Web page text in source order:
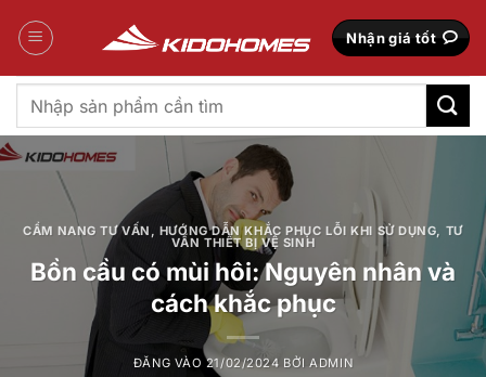
qua
Nhận giá tốt
Tìm
kiếm:
CẨM NANG TƯ VẤN , HƯỚNG DẪN KHẮC PHỤC LỖI KHI SỬ DỤNG, TƯ
VẤN THIẾT BỊ VỆ SINH
Bồn cầu có mùi hôi: Nguyên nhân và
cách khắc phục
ĐĂNG VÀO21/02/2024 BỞIADMIN